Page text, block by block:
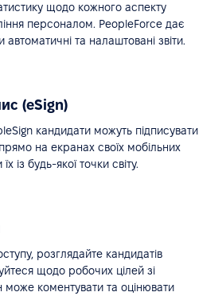
щодо кожного аспекту
персоналом. PeopleForce дає
та налаштовані звіти.
(eSign)
кандидати можуть підписувати
на екранах своїх мобільних
із будь-якої точки світу.
розглядайте кандидатів
щодо робочих цілей зі
може коментувати та оцінювати